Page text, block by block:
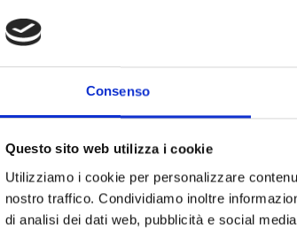
Consenso
Questo sito web utilizza i cookie
Utilizziamo i cookie per personalizzare
nostro traffico. Condividiamo inoltre
di analisi dei dati web, pubblicità e social